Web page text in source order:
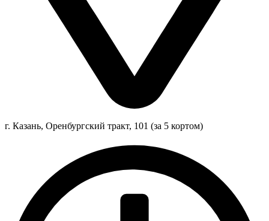
г. Казань, Оренбургский тракт, 101 (за 5 кортом)